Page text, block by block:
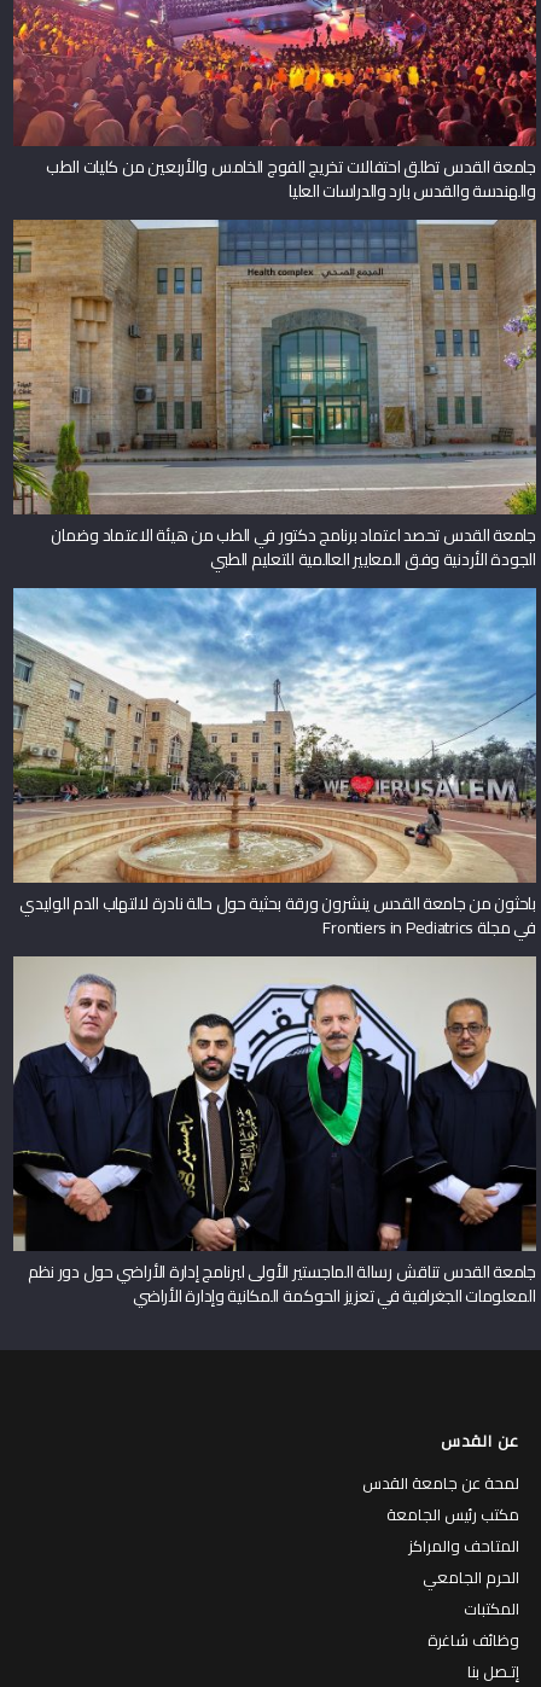
جامعة القدس تطلق احتفالات تخريج الفوج الخامس والأربعين من كليات الطب
والهندسة والقدس بارد والدراسات العليا
جامعة القدس تحصد اعتماد برنامج دكتور في الطب من هيئة الاعتماد وضمان
الجودة الأردنية وفق المعايير العالمية للتعليم الطبي
باحثون من جامعة القدس ينشرون ورقة بحثية حول حالة نادرة لالتهاب الدم الوليدي
في مجلة Frontiers in Pediatrics
جامعة القدس تناقش رسالة الماجستير الأولى لبرنامج إدارة الأراضي حول دور نظم
المعلومات الجغرافية في تعزيز الحوكمة المكانية وإدارة الأراضي
عن القدس
لمحة عن جامعة القدس
مكتب رئيس الجامعة
المتاحف والمراكز
الحرم الجامعي
المكتبات
وظائف شاغرة
إتـصل بنا